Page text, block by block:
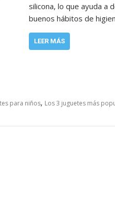
silicona, lo que ayuda a
buenos hábitos de
LEER MÁS
para niños, Los 3 juguetes más